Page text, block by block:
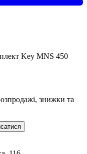
Key MNS 450
знижки та